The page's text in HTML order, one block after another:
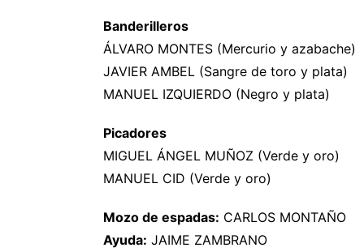
Banderilleros
ÁLVARO MONTES (Mercurio y azabache)
JAVIER AMBEL (Sangre de toro y plata)
MANUEL IZQUIERDO (Negro y plata)
Picadores
MIGUEL ÁNGEL MUÑOZ (Verde y oro)
MANUEL CID (Verde y oro)
Mozo de espadas: CARLOS MONTAÑO
Ayuda: JAIME ZAMBRANO